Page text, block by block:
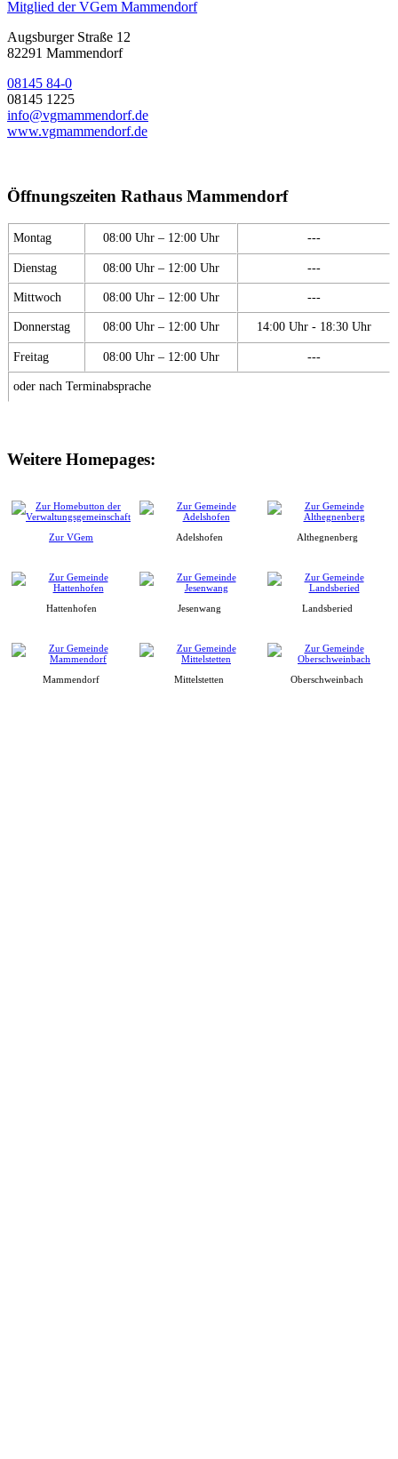
Mitglied der VGem Mammendorf
Augsburger Straße 12
82291 Mammendorf
08145 84-0
08145 1225
info@vgmammendorf.de
www.vgmammendorf.de
Öffnungszeiten Rathaus Mammendorf
Montag 08:00 Uhr – 12:00 Uhr ---
Dienstag 08:00 Uhr – 12:00 Uhr ---
Mittwoch 08:00 Uhr – 12:00 Uhr ---
Donnerstag 08:00 Uhr – 12:00 Uhr 14:00 Uhr - 18:30 Uhr
Freitag 08:00 Uhr – 12:00 Uhr ---
oder nach Terminabsprache
Weitere Homepages:
Zur VGem Adelshofen Althegnenberg
Hattenhofen Jesenwang Landsberied
Mammendorf Mittelstetten Oberschweinbach